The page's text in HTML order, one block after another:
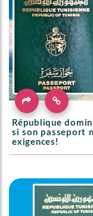
République
si son passeport
exigences!